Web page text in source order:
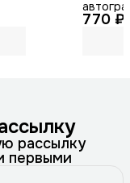
770 ₽
рассылку
первыми